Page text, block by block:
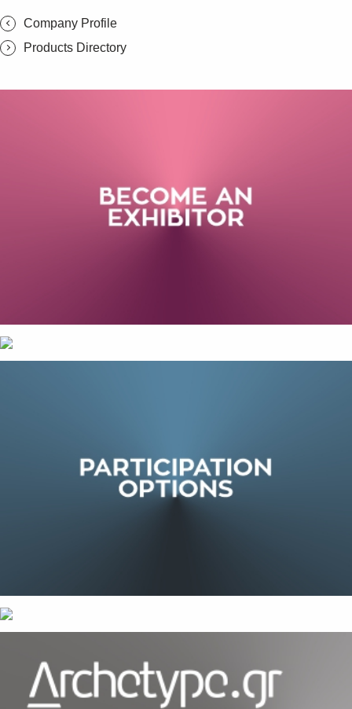
Company Profile
Products Directory